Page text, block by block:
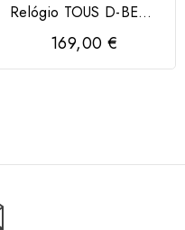
Relógio TOUS D-BEAR
PARTY
169,00 €